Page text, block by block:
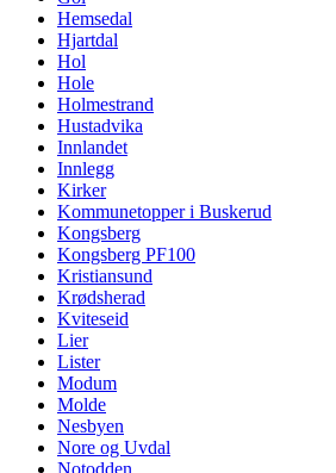
Hemsedal
Hjartdal
Hol
Hole
Holmestrand
Hustadvika
Innlandet
Innlegg
Kirker
Kommunetopper i Buskerud
Kongsberg
Kongsberg PF100
Kristiansund
Krødsherad
Kviteseid
Lier
Lister
Modum
Molde
Nesbyen
Nore og Uvdal
Notodden